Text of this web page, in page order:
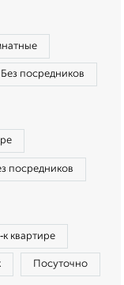
Без посредников
посредников
квартире
Посуточно